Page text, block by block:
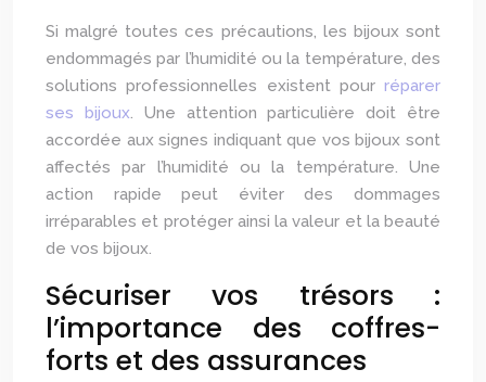
Si malgré toutes ces précautions, les bijoux sont
endommagés par l’humidité ou la température, des
solutions professionnelles existent pour réparer
ses bijoux. Une attention particulière doit être
accordée aux signes indiquant que vos bijoux sont
affectés par l’humidité ou la température. Une
action rapide peut éviter des dommages
irréparables et protéger ainsi la valeur et la beauté
de vos bijoux.
Sécuriser vos trésors :
l’importance des coffres-
forts et des assurances